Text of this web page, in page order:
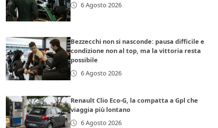
6 Agosto 2026
Bezzecchi non si nasconde: pausa difficile e
condizione non al top, ma la vittoria resta
possibile
6 Agosto 2026
Renault Clio Eco-G, la compatta a Gpl che
viaggia più lontano
6 Agosto 2026